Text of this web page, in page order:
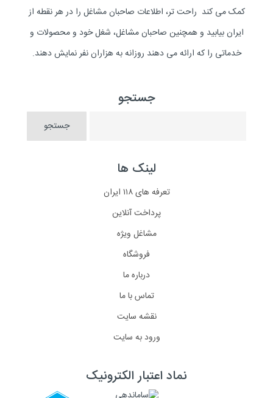
کمک می کند راحت تر، اطلاعات صاحبان مشاغل را در هر نقطه از
ایران بیابید و همچنین صاحبان مشاغل، شغل خود و محصولات و
خدماتی را که ارائه می دهند روزانه به هزاران نفر نمایش دهند.
جستجو
لینک ها
تعرفه های ۱۱۸ ایران
پرداخت آنلاین
مشاغل ویژه
فروشگاه
درباره ما
تماس با ما
نقشه سایت
ورود به سایت
نماد اعتبار الکترونیک